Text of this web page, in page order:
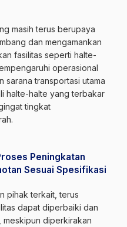
masih terus berupaya
dan mengamankan
fasilitas seperti halte-
operasional
sarana transportasi utama
halte-halte yang terbakar
tingkat
Peningkatan
Sesuai Spesifikasi
pihak terkait, terus
dapat diperbaiki dan
meskipun diperkirakan